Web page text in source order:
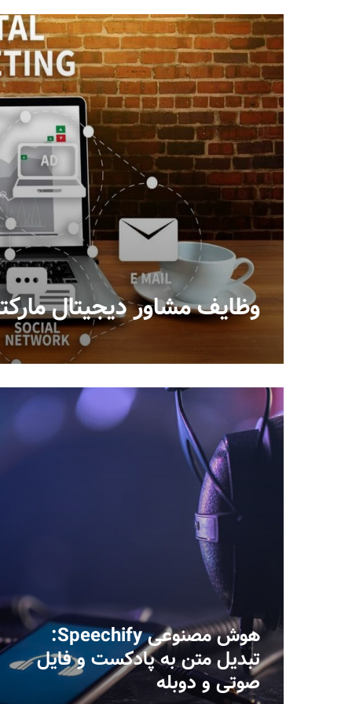
وظایف مشاور دیجیتال
هوش مصنوعی Speechify:
تبدیل متن به پادکست و فایل
صوتی و دوبله